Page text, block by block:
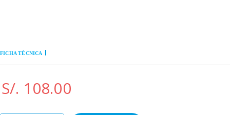
FICHA TÉCNICA
S/. 108.00